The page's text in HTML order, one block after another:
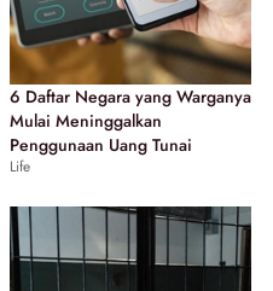
6 Daftar Negara yang Warganya
Mulai Meninggalkan
Penggunaan Uang Tunai
Life